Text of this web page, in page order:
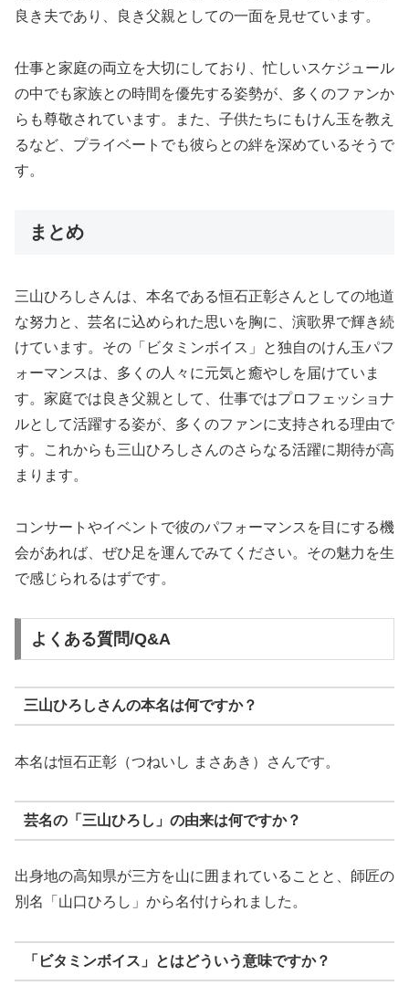
良き夫であり、良き父親としての一面を見せています。
仕事と家庭の両立を大切にしており、忙しいスケジュール
の中でも家族との時間を優先する姿勢が、多くのファンか
らも尊敬されています。また、子供たちにもけん玉を教え
るなど、プライベートでも彼らとの絆を深めているそうで
す。
まとめ
三山ひろしさんは、本名である恒石正彰さんとしての地道
な努力と、芸名に込められた思いを胸に、演歌界で輝き続
けています。その「ビタミンボイス」と独自のけん玉パフ
ォーマンスは、多くの人々に元気と癒やしを届けていま
す。家庭では良き父親として、仕事ではプロフェッショナ
ルとして活躍する姿が、多くのファンに支持される理由で
す。これからも三山ひろしさんのさらなる活躍に期待が高
まります。
コンサートやイベントで彼のパフォーマンスを目にする機
会があれば、ぜひ足を運んでみてください。その魅力を生
で感じられるはずです。
よくある質問/Q&A
三山ひろしさんの本名は何ですか？
本名は恒石正彰（つねいし まさあき）さんです。
芸名の「三山ひろし」の由来は何ですか？
出身地の高知県が三方を山に囲まれていることと、師匠の
別名「山口ひろし」から名付けられました。
「ビタミンボイス」とはどういう意味ですか？